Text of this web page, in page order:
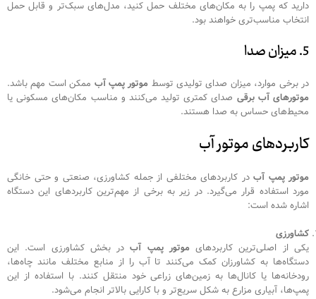
دارید که پمپ را به مکان‌های مختلف حمل کنید، مدل‌های سبک‌تر و قابل حمل
انتخاب مناسب‌تری خواهند بود.
5. میزان صدا
در برخی موارد، میزان صدای تولیدی توسط موتور پمپ آب ممکن است مهم باشد.
موتورهای آب برقی صدای کمتری تولید می‌کنند و مناسب مکان‌های مسکونی یا
محیط‌های حساس به صدا هستند.
کاربردهای موتور آب
موتور پمپ آب در کاربردهای مختلفی از جمله کشاورزی، صنعتی و حتی خانگی
مورد استفاده قرار می‌گیرد. در زیر به برخی از مهم‌ترین کاربردهای این دستگاه
اشاره شده است:
کشاورزی
یکی از اصلی‌ترین کاربردهایموتور پمپ آبدر بخش کشاورزی است. این
دستگاه‌ها به کشاورزان کمک می‌کنند تا آب را از منابع مختلف مانند چاه‌ها،
رودخانه‌ها یا کانال‌ها به زمین‌های زراعی خود منتقل کنند. با استفاده از این
پمپ‌ها، آبیاری مزارع به شکل سریع‌تر و با کارایی بالاتر انجام می‌شود.